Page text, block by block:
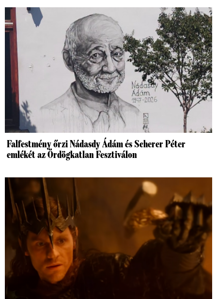
Falfestmény őrzi Nádasdy Ádám és Scherer Péter
emlékét az Ördögkatlan Fesztiválon